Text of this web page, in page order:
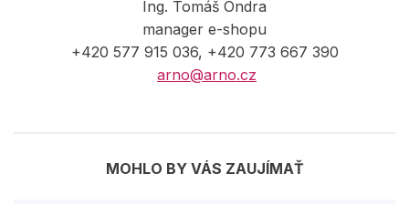
Ing. Tomáš Ondra
manager e-shopu
+420 577 915 036, +420 773 667 390
arno@arno.cz
MOHLO BY VÁS ZAUJÍMAŤ